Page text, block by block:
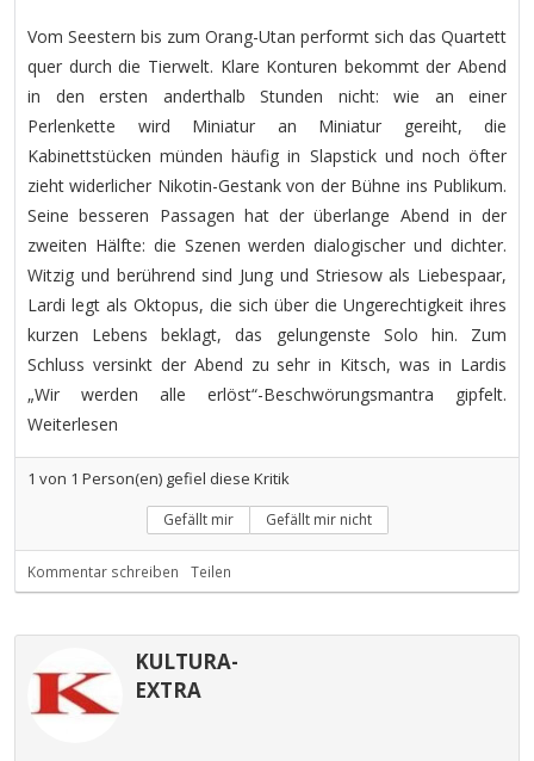
Vom Seestern bis zum Orang-Utan performt sich das Quartett
quer durch die Tierwelt. Klare Konturen bekommt der Abend
in den ersten anderthalb Stunden nicht: wie an einer
Perlenkette wird Miniatur an Miniatur gereiht, die
Kabinettstücken münden häufig in Slapstick und noch öfter
zieht widerlicher Nikotin-Gestank von der Bühne ins Publikum.
Seine besseren Passagen hat der überlange Abend in der
zweiten Hälfte: die Szenen werden dialogischer und dichter.
Witzig und berührend sind Jung und Striesow als Liebespaar,
Lardi legt als Oktopus, die sich über die Ungerechtigkeit ihres
kurzen Lebens beklagt, das gelungenste Solo hin. Zum
Schluss versinkt der Abend zu sehr in Kitsch, was in Lardis
„Wir werden alle erlöst“-Beschwörungsmantra gipfelt.
Weiterlesen
1 von 1 Person(en) gefiel diese Kritik
Gefällt mir Gefällt mir nicht
Kommentar schreiben Teilen
KULTURA-
EXTRA